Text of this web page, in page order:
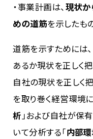
・事業計画は、現状か
めの道筋を示したも
道筋を示すためには
あるか現状を正しく
自社の現状を正しく
を取り巻く経営環境
析」および自社が保
いて分析する「内部環